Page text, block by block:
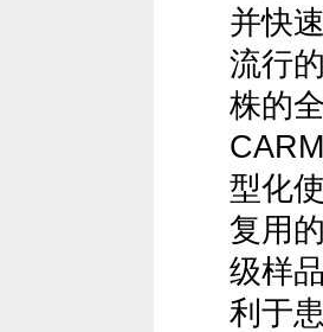
并快
流行
株的
型化
复用
级样
利于